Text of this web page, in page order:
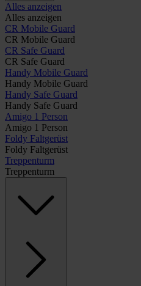
Alles anzeigen
Alles anzeigen
CR Mobile Guard
CR Mobile Guard
CR Safe Guard
CR Safe Guard
Handy Mobile Guard
Handy Mobile Guard
Handy Safe Guard
Handy Safe Guard
Amigo 1 Person
Amigo 1 Person
Foldy Faltgerüst
Foldy Faltgerüst
Treppenturm
Treppenturm